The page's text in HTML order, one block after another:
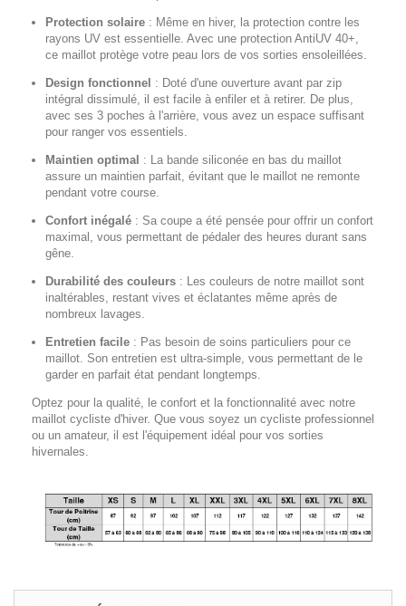
Protection solaire : Même en hiver, la protection contre les
rayons UV est essentielle. Avec une protection AntiUV 40+,
ce maillot protège votre peau lors de vos sorties ensoleillées.
Design fonctionnel : Doté d'une ouverture avant par zip
intégral dissimulé, il est facile à enfiler et à retirer. De plus,
avec ses 3 poches à l'arrière, vous avez un espace suffisant
pour ranger vos essentiels.
Maintien optimal : La bande siliconée en bas du maillot
assure un maintien parfait, évitant que le maillot ne remonte
pendant votre course.
Confort inégalé : Sa coupe a été pensée pour offrir un confort
maximal, vous permettant de pédaler des heures durant sans
gêne.
Durabilité des couleurs : Les couleurs de notre maillot sont
inaltérables, restant vives et éclatantes même après de
nombreux lavages.
Entretien facile : Pas besoin de soins particuliers pour ce
maillot. Son entretien est ultra-simple, vous permettant de le
garder en parfait état pendant longtemps.
Optez pour la qualité, le confort et la fonctionnalité avec notre
maillot cycliste d'hiver. Que vous soyez un cycliste professionnel
ou un amateur, il est l'équipement idéal pour vos sorties
hivernales.